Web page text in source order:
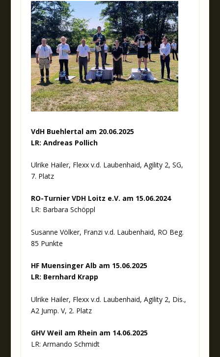
VdH Buehlertal am 20.06.2025
LR: Andreas Pollich
Ulrike Hailer, Flexx v.d. Laubenhaid, Agility 2, SG,
7. Platz
RO-Turnier VDH Loitz e.V. am 15.06.2024
LR: Barbara Schöppl
Susanne Völker, Franzi v.d. Laubenhaid, RO Beg.
85 Punkte
HF Muensinger Alb am 15.06.2025
LR: Bernhard Krapp
Ulrike Hailer, Flexx v.d. Laubenhaid, Agility 2, Dis.,
A2 Jump. V, 2. Platz
GHV Weil am Rhein am 14.06.2025
LR: Armando Schmidt